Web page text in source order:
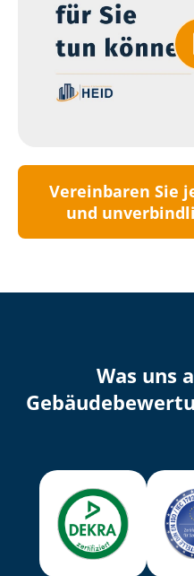
Vereinbaren Sie
und
Was uns